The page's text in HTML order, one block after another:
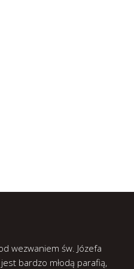
wezwaniem św. Józefa
bardzo młodą parafią,